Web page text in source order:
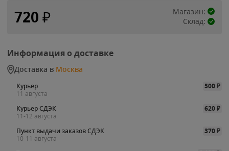
720 ₽
Магазин:
Склад:
Информация о доставке
Доставка в Москва
Курьер 500₽
11 августа
Курьер СДЭК
620₽
11-12 августа
Пункт выдачи заказов СДЭК
370₽
10-11 августа